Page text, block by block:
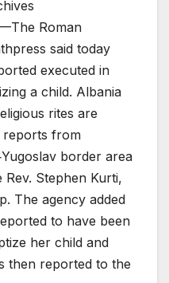
Roman
said today
executed in
a child. Albania
rites are
reports from
border area
Rev. Stephen Kurti,
The agency added
to have been
her child and
then reported to the